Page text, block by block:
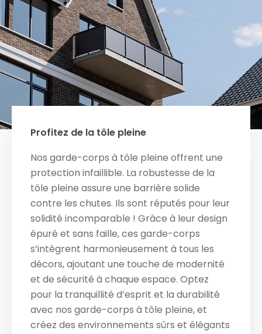
Profitez de la tôle pleine
Nos garde-corps à tôle pleine offrent une
protection infaillible. La robustesse de la
tôle pleine assure une barrière solide
contre les chutes. Ils sont réputés pour leur
solidité incomparable ! Grâce à leur design
épuré et sans faille, ces garde-corps
s’intègrent harmonieusement à tous les
décors, ajoutant une touche de modernité
et de sécurité à chaque espace. Optez
pour la tranquillité d’esprit et la durabilité
avec nos garde-corps à tôle pleine, et
créez des environnements sûrs et élégants